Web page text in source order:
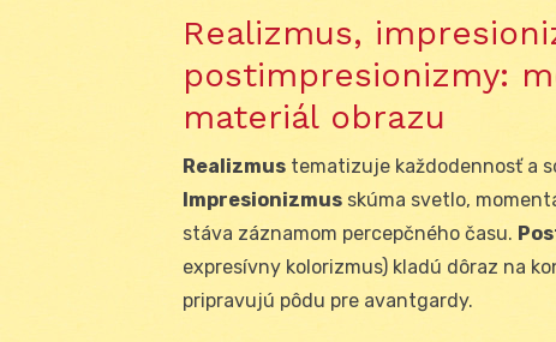
Realizmus,
postimpresionizmy:
materiál obrazu
Realizmus tematizuje každodennosť a
Impresionizmus skúma svetlo,
stáva záznamom percepčného času.
expresívny kolorizmus) kladú dôraz na
pripravujú pôdu pre avantgardy.